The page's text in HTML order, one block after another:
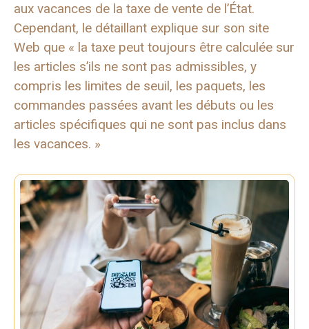
aux vacances de la taxe de vente de l’État.
Cependant, le détaillant explique sur son site
Web que « la taxe peut toujours être calculée sur
les articles s’ils ne sont pas admissibles, y
compris les limites de seuil, les paquets, les
commandes passées avant les débuts ou les
articles spécifiques qui ne sont pas inclus dans
les vacances. »